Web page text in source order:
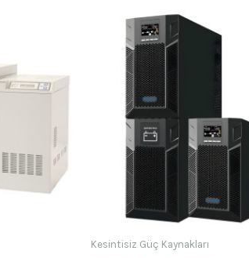
Kesintisiz Güç Kaynakları